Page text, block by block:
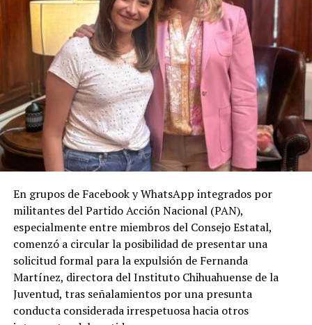
En grupos de Facebook y WhatsApp integrados por
militantes del Partido Acción Nacional (PAN),
especialmente entre miembros del Consejo Estatal,
comenzó a circular la posibilidad de presentar una
solicitud formal para la expulsión de Fernanda
Martínez, directora del Instituto Chihuahuense de la
Juventud, tras señalamientos por una presunta
conducta considerada irrespetuosa hacia otros